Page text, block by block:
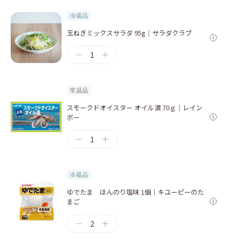
冷蔵品
玉ねぎミックスサラダ 95g｜サラダクラブ
1
常温品
スモークドオイスター オイル漬 70ｇ｜レイン
ボー
1
冷蔵品
ゆでたま ほんのり塩味 1個｜キユーピーのた
まご
2